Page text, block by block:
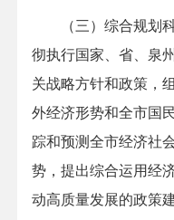
（三）综合规划科
彻执行国家、省、泉
关战略方针和政策，
外经济形势和全市国
踪和预测全市经济社
势，提出综合运用经
动高质量发展的政策